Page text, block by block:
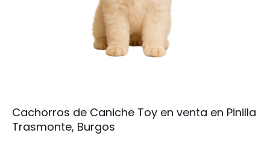
Cachorros de Caniche Toy en venta en Pinilla
Trasmonte, Burgos